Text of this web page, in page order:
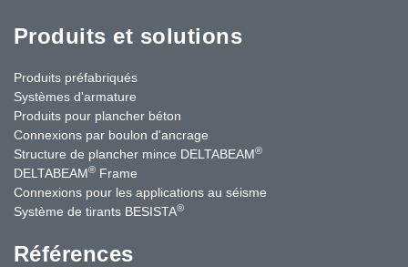
Produits et solutions
Produits préfabriqués
Systèmes d'armature
Produits pour plancher béton
Connexions par boulon d'ancrage
Structure de plancher mince DELTABEAM®
DELTABEAM® Frame
Connexions pour les applications au séisme
Système de tirants BESISTA®
Références